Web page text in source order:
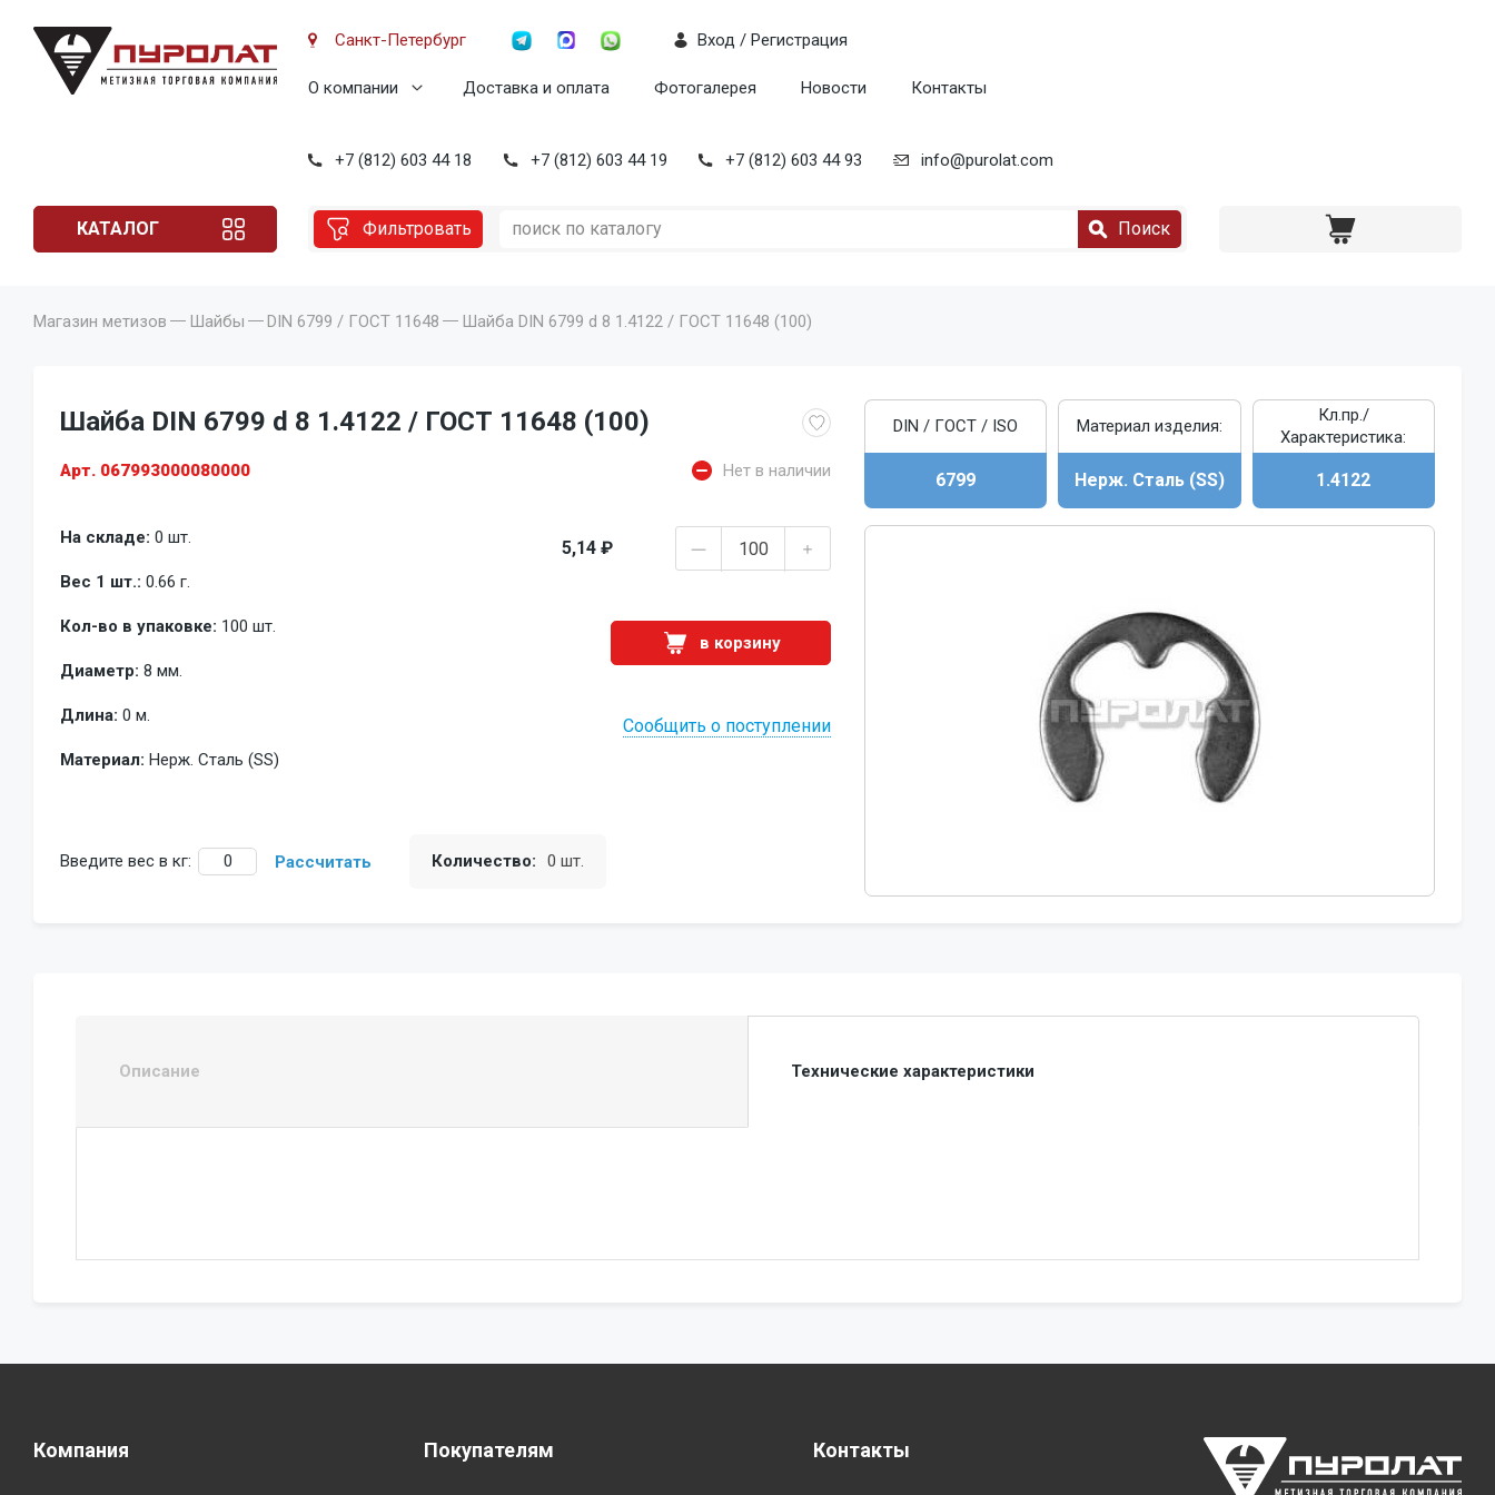
Санкт-Петербург
О компании Доставка и оплата Фотогалерея Новости Контакты
Вход / Регистрация
+7 (812) 603 44 18 +7 (812) 603 44 19 +7 (812) 603 44 93 info@purolat.com
КАТАЛОГ Фильтровать Поиск
Магазин метизов Шайбы DIN 6799 / ГОСТ 11648 Шайба DIN 6799 d 8 1.4122 / ГОСТ 11648 (100)
Шайба DIN 6799 d 8 1.4122 / ГОСТ 11648 (100)
Арт. 067993000080000 Нет в наличии
На складе: 0 шт.
Вес 1 шт.: 0.66 г.
Кол-во в упаковке: 100 шт.
Диаметр: 8 мм.
Длина: 0 м.
Материал: Нерж. Сталь (SS)
5,14 ₽
в корзину
Сообщить о поступлении
Введите вес в кг: Рассчитать Количество: 0 шт.
DIN / ГОСТ / ISO
6799
Материал изделия:
Нерж. Сталь (SS)
Кл.пр./
Характеристика:
1.4122
Описание Технические характеристики
Компания Покупателям Контакты